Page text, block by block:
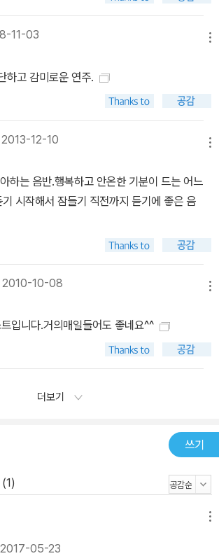
11-03
하고 감미로운 연주.
2013-12-10
하는 음반.행복하고 안온한 기분이 드는 어느
시작해서 잠들기 직전까지 듣기에 좋은 음
2010-10-08
입니다.거의매일들어도 좋네요^^
더보기
쓰기
05-23